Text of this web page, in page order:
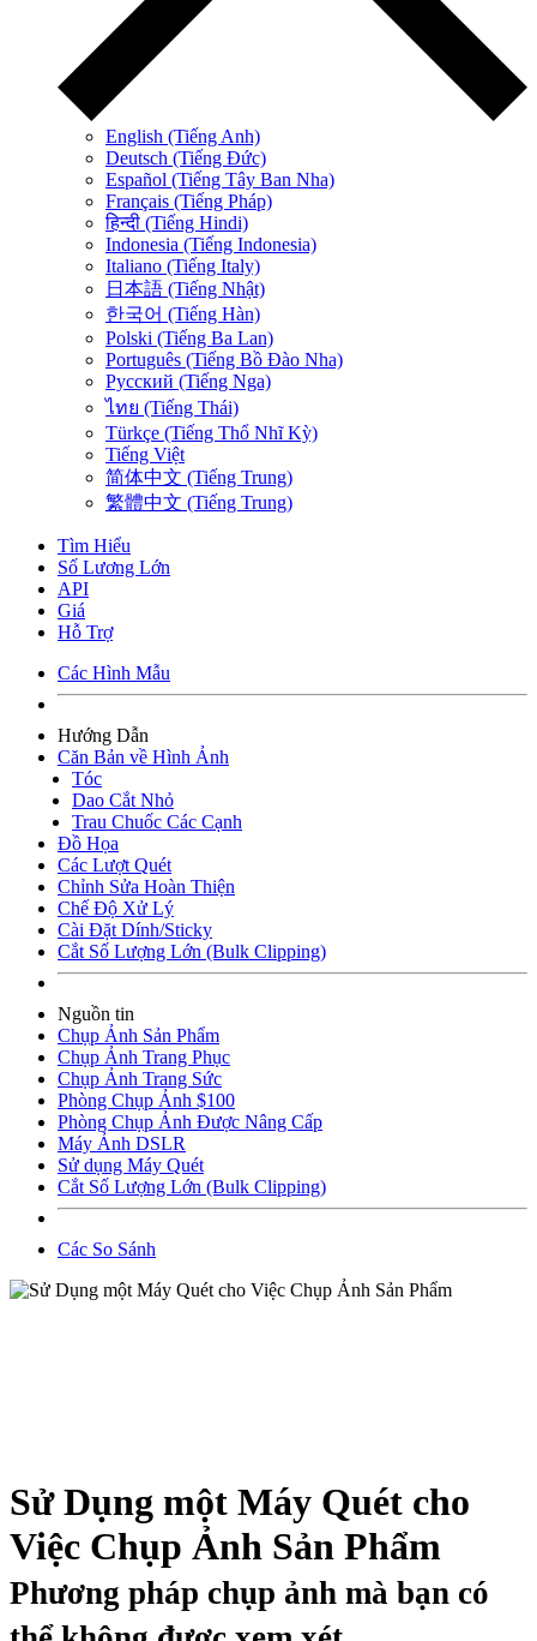
English (Tiếng Anh)
Deutsch (Tiếng Đức)
Español (Tiếng Tây Ban Nha)
Français (Tiếng Pháp)
हिन्दी (Tiếng Hindi)
Indonesia (Tiếng Indonesia)
Italiano (Tiếng Italy)
日本語 (Tiếng Nhật)
한국어 (Tiếng Hàn)
Polski (Tiếng Ba Lan)
Português (Tiếng Bồ Đào Nha)
Русский (Tiếng Nga)
ไทย (Tiếng Thái)
Türkçe (Tiếng Thổ Nhĩ Kỳ)
Tiếng Việt
简体中文 (Tiếng Trung)
繁體中文 (Tiếng Trung)
Tìm Hiểu
Số Lương Lớn
API
Giá
Hỗ Trợ
Các Hình Mẫu
Hướng Dẫn
Căn Bản về Hình Ảnh
Tóc
Dao Cắt Nhỏ
Trau Chuốc Các Cạnh
Đồ Họa
Các Lượt Quét
Chỉnh Sửa Hoàn Thiện
Chế Độ Xử Lý
Cài Đặt Dính/Sticky
Cắt Số Lượng Lớn (Bulk Clipping)
Nguồn tin
Chụp Ảnh Sản Phẩm
Chụp Ảnh Trang Phục
Chụp Ảnh Trang Sức
Phòng Chụp Ảnh $100
Phòng Chụp Ảnh Được Nâng Cấp
Máy Ảnh DSLR
Sử dụng Máy Quét
Cắt Số Lượng Lớn (Bulk Clipping)
Các So Sánh
Sử Dụng một Máy Quét cho
Việc Chụp Ảnh Sản Phẩm
Phương pháp chụp ảnh mà bạn có